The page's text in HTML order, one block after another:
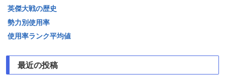
英傑大戦の歴史
勢力別使用率
使用率ランク平均値
最近の投稿